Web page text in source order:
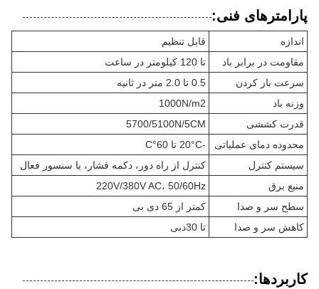
پارامترهای فنی:
اندازه
قابل تنظیم
مقاومت در برابر باد
تا 120 کیلومتر در ساعت
سرعت باز کردن
0.5 تا 2.0 متر در ثانیه
وزنه باد
1000N/m2
قدرت کششی
5700/5100N/5CM
محدوده دمای عملیاتی
سیستم کنترل
کنترل از راه دور، دکمه فشار، یا سنسور فعال
منبع برق
220V/380V AC، 50/60Hz
سطح سر و صدا
کمتر از 65 دی بی
کاهش سر و صدا
تا 30دبی
کاربردها: